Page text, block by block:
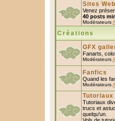
Sites
Venez
40 posts
Modérateurs
Créations
GFX
Fanarts,
Modérateurs
Fanfics
Quand les
Modérateurs
Tutoriaux
Tutoriaux
trucs et
quelqu'un.